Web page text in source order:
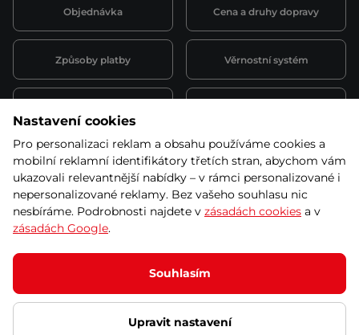
Objednávka Cena a druhy dopravy
Způsoby platby Věrnostní systém
Půjčovna
obchodní podmínky
Kariéra
© 2026 SEVEN SPORT s.r.o Všechna práva vyhrazena
Podle zákona o evidenci tržeb je prodávající povinen vystavit
kupujícímu účtenku.
Zároveň je povinen zaevidovat přijatou tržbu u správce daně online; v
případě technického výpadku pak nejpozději do 48 hodin.
Ochrana osobních údajů Nastavení cookies Vnitřní oznamovací
Nastavení cookies
Pro personalizaci reklam a obsahu používáme cookies a
mobilní reklamní identifikátory třetích stran, abychom vám
ukazovali relevantnější nabídky – v rámci personalizované i
nepersonalizované reklamy. Bez vašeho souhlasu nic
nesbíráme. Podrobnosti najdete v zásadách cookies a v
zásadách Google.
Souhlasím
Upravit nastavení